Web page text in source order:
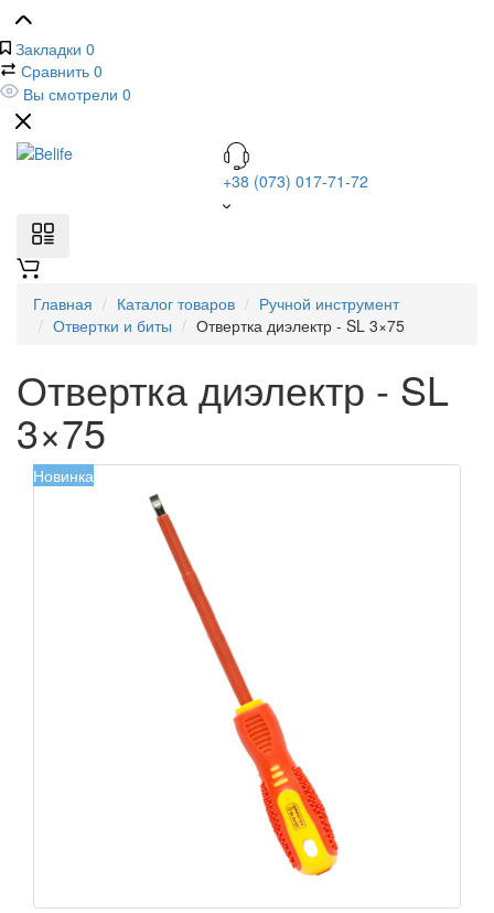
Закладки 0
Сравнить 0
Вы смотрели 0
+38 (073) 017-71-72
Главная Каталог товаров
Ручной инструмент
Отвертки и биты
Отвертка диэлектр - SL 3×75
Отвертка диэлектр - SL
3×75
Новинка